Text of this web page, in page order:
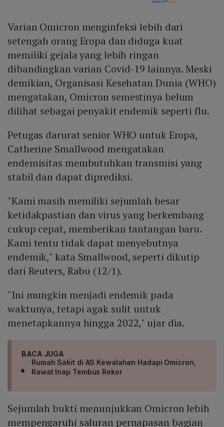
Varian Omicron menginfeksi lebih dari
setengah orang Eropa dan diduga kuat
memiliki gejala yang lebih ringan
dibandingkan varian Covid-19 lainnya. Meski
demikian, Organisasi Kesehatan Dunia (WHO)
mengatakan, Omicron semestinya belum
dilihat sebagai penyakit endemik seperti flu.
Petugas darurat senior WHO untuk Eropa,
Catherine Smallwood mengatakan
endemisitas membutuhkan transmisi yang
stabil dan dapat diprediksi.
"Kami masih memiliki sejumlah besar
ketidakpastian dan virus yang berkembang
cukup cepat, memberikan tantangan baru.
Kami tentu tidak dapat menyebutnya
endemik," kata Smallwood, seperti dikutip
dari Reuters, Rabu (12/1).
"Ini mungkin menjadi endemik pada
waktunya, tetapi agak sulit untuk
menetapkannya hingga 2022," ujar dia.
BACA JUGA
Rumah Sakit di AS Kewalahan Hadapi Omicron,
Rawat Inap Tembus Rekor
Sejumlah bukti menunjukkan Omicron lebih
mempengaruhi saluran pernapasan bagian